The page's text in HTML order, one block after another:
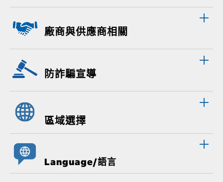
廠商與供應商相關
防詐騙宣導
區域選擇
Language/語言